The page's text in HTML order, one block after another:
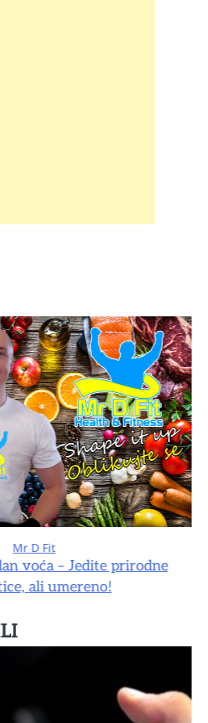
Mr D Fit
voća – Jedite prirodne
ali umereno!